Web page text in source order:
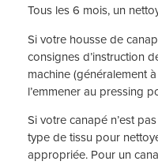
Tous les 6 mois, un
Si votre housse de
consignes d’instruction
machine (généralement
l’emmener au pressing
Si votre canapé n’est
type de tissu pour
appropriée. Pour un